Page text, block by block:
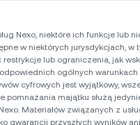
Nexo, niektóre ich funkcje lub
w niektórych jurysdykcjach, w
lub ograniczenia, jak
ogólnych
cyfrowych jest wyjątkowy,
pomnażania majątku służą
Materiałów związanych z
gwarancji przyszłych wyników